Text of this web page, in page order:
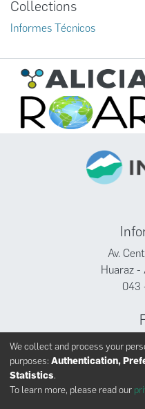
Collections
Informes Técnicos
Av.
Huaraz -
043
We collect and process your
purposes: Authentication,
Statistics.
To learn more, please read our